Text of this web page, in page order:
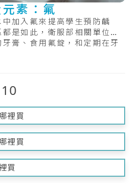
素：氟
加入氟來提高學生預防齲
是如此，衛服部相關單位鼓
膏、食用氟錠，和定期在牙
裡買
裡買
買